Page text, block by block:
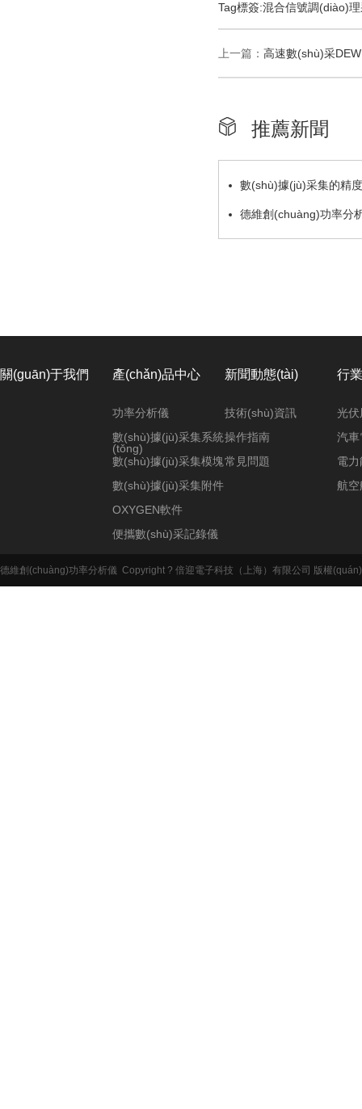
Tag標簽:混合信號調(diào)
上一篇： 高速數(shù)采
推薦新聞
數(shù)據(jù)采集的精度
德維創(chuàng)功率分
電動汽車測試中的對比
關(guān)于我們 產(chǎn)品中心
功率分析儀
數(shù)據(jù)采集系統
(tǒng)
數(shù)據(jù)采集模塊
數(shù)據(jù)采集附件
OXYGEN軟件
便攜數(shù)采記錄儀
新聞動態(tài)
技術(shù)資訊
操作指南
常見問題
行
光伏
汽車
電
航空
德維創(chuàng)功率分析儀 Copyright ? 倍迎電子科技（上海）有限公司 版權